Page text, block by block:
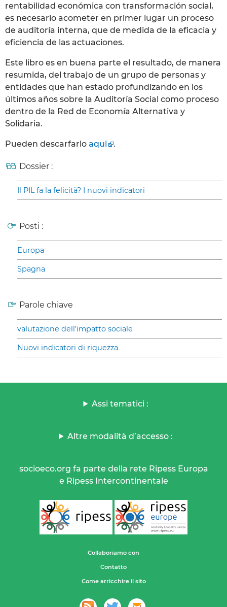
rentabilidad económica con transformación social,
es necesario acometer en primer lugar un proceso
de auditoría interna, que de medida de la eficacia y
eficiencia de las actuaciones.
Este libro es en buena parte el resultado, de manera
resumida, del trabajo de un grupo de personas y
entidades que han estado profundizando en los
últimos años sobre la Auditoría Social como proceso
dentro de la Red de Economía Alternativa y
Solidaria.
Pueden descarfarlo aqui .
Dossier :
Il PIL fa la felicità? I nuovi indicatori
Posti :
Europa
Spagna
Parole chiave
valutazione dell’impatto sociale
Nuovi indicatori di riquezza
Assi tematici :
Altre modalità d’accesso :
socioeco.org fa parte della rete Ripess Europa
e Ripess Intercontinentale
Collaboriamo con
Contatto
Come arricchire il sito